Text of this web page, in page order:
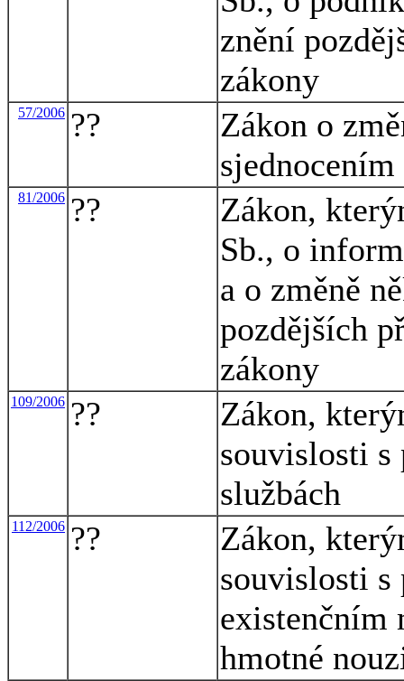
znění
zákony
57/2006 ??
Zákon o
81/2006 ??
Zákon,
Sb., o
a o změně
pozdějších
zákony
109/2006 ??
Zákon,
souvislosti
službách
112/2006 ??
Zákon,
souvislosti
existenčním
hmotné